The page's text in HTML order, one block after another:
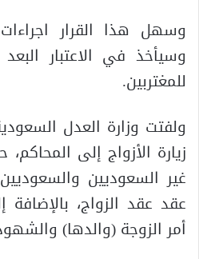
وسهل هذا القرار
وسيأخذ في الاعتبار
للمغتربين.
ولفتت وزارة العدل
زيارة الأزواج إلى
غير السعوديين
عقد عقد الزواج،
أمر الزوجة (والدها)